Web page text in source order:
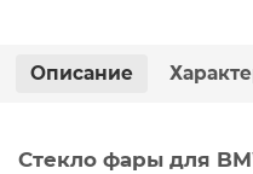
Описание
Стекло фары для